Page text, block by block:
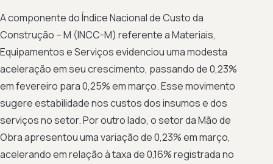
A componente do Índice Nacional de Custo da
Construção – M (INCC-M) referente a Materiais,
Equipamentos e Serviços evidenciou uma modesta
aceleração em seu crescimento, passando de 0,23%
em fevereiro para 0,25% em março. Esse movimento
sugere estabilidade nos custos dos insumos e dos
serviços no setor. Por outro lado, o setor da Mão de
Obra apresentou uma variação de 0,23% em março,
acelerando em relação à taxa de 0,16% registrada no